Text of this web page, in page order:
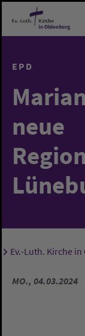
Zum
EPD
neue
Sie sind hier:
Ev.-Luth. Kirche
MO., 04.03.2024